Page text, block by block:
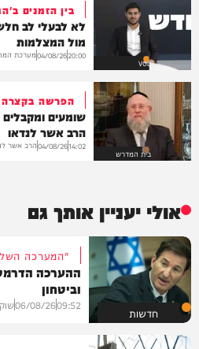
VOD
בין הזמנים
לא לבעלי לב
מול המצלמות
20:00
04/08/26מערכת
בית המדרש
הפרשה בקצרה
שומעים
הרב אשר לנדאו
14:02
04/08/26הרב אשר
אולי יעניין אותך גם
חדשות
"המערכה
ההערכה
וביטחון
09:52
06/08/26